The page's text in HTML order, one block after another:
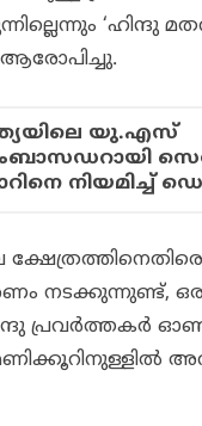
‘ഹിന്ദു
ആരോപിച്ചു.
യു.എസ്
നിയമിച്ച്
പ്രവര്‍ത്തകര്‍